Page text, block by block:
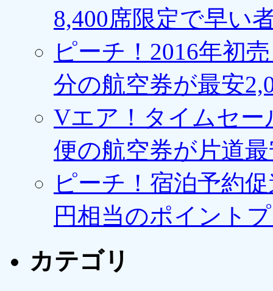
8,400席限定で早い
ピーチ！2016年初
分の航空券が最安
Vエア！タイムセー
便の航空券が片道最
ピーチ！宿泊予約
円相当のポイント
カテゴリ